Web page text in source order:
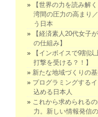
【世界の力を読み解
湾間の圧力の高まり
う日本
【経済素人20代女子
の仕組み】
【インボイスで9割
打撃を受ける？！】
新たな地域づくりの
プログラミングする
込める日本人
これから求められる
力。新しい情報発信